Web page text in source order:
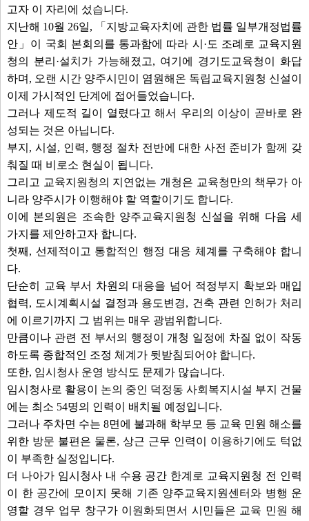
고자 이 자리에 섰습니다.
지난해 10월 26일, 「지방교육자치에 관한 법률 일부개정법률
안」이 국회 본회의를 통과함에 따라 시·도 조례로 교육지원
청의 분리·설치가 가능해졌고, 여기에 경기도교육청이 화답
하며, 오랜 시간 양주시민이 염원해온 독립교육지원청 신설이
이제 가시적인 단계에 접어들었습니다.
그러나 제도적 길이 열렸다고 해서 우리의 이상이 곧바로 완
성되는 것은 아닙니다.
부지, 시설, 인력, 행정 절차 전반에 대한 사전 준비가 함께 갖
춰질 때 비로소 현실이 됩니다.
그리고 교육지원청의 지연없는 개청은 교육청만의 책무가 아
니라 양주시가 이행해야 할 역할이기도 합니다.
이에 본의원은 조속한 양주교육지원청 신설을 위해 다음 세
가지를 제안하고자 합니다.
첫째, 선제적이고 통합적인 행정 대응 체계를 구축해야 합니
다.
단순히 교육 부서 차원의 대응을 넘어 적정부지 확보와 매입
협력, 도시계획시설 결정과 용도변경, 건축 관련 인허가 처리
에 이르기까지 그 범위는 매우 광범위합니다.
만큼이나 관련 전 부서의 행정이 개청 일정에 차질 없이 작동
하도록 종합적인 조정 체계가 뒷받침되어야 합니다.
또한, 임시청사 운영 방식도 문제가 많습니다.
임시청사로 활용이 논의 중인 덕정동 사회복지시설 부지 건물
에는 최소 54명의 인력이 배치될 예정입니다.
그러나 주차면 수는 8면에 불과해 학부모 등 교육 민원 해소를
위한 방문 불편은 물론, 상근 근무 인력이 이용하기에도 턱없
이 부족한 실정입니다.
더 나아가 임시청사 내 수용 공간 한계로 교육지원청 전 인력
이 한 공간에 모이지 못해 기존 양주교육지원센터와 병행 운
영할 경우 업무 창구가 이원화되면서 시민들은 교육 민원 해